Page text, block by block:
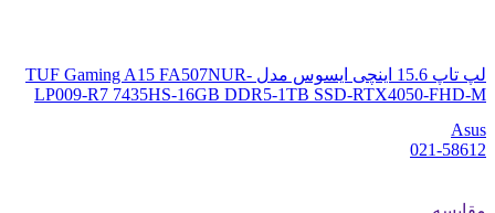
لپ تاپ 15.6 اینچی ایسوس مدل TUF Gaming A15 FA507NUR-
LP009-R7 7435HS-16GB DDR5-1TB SSD-RTX4050-FHD-M
Asus
021-58612